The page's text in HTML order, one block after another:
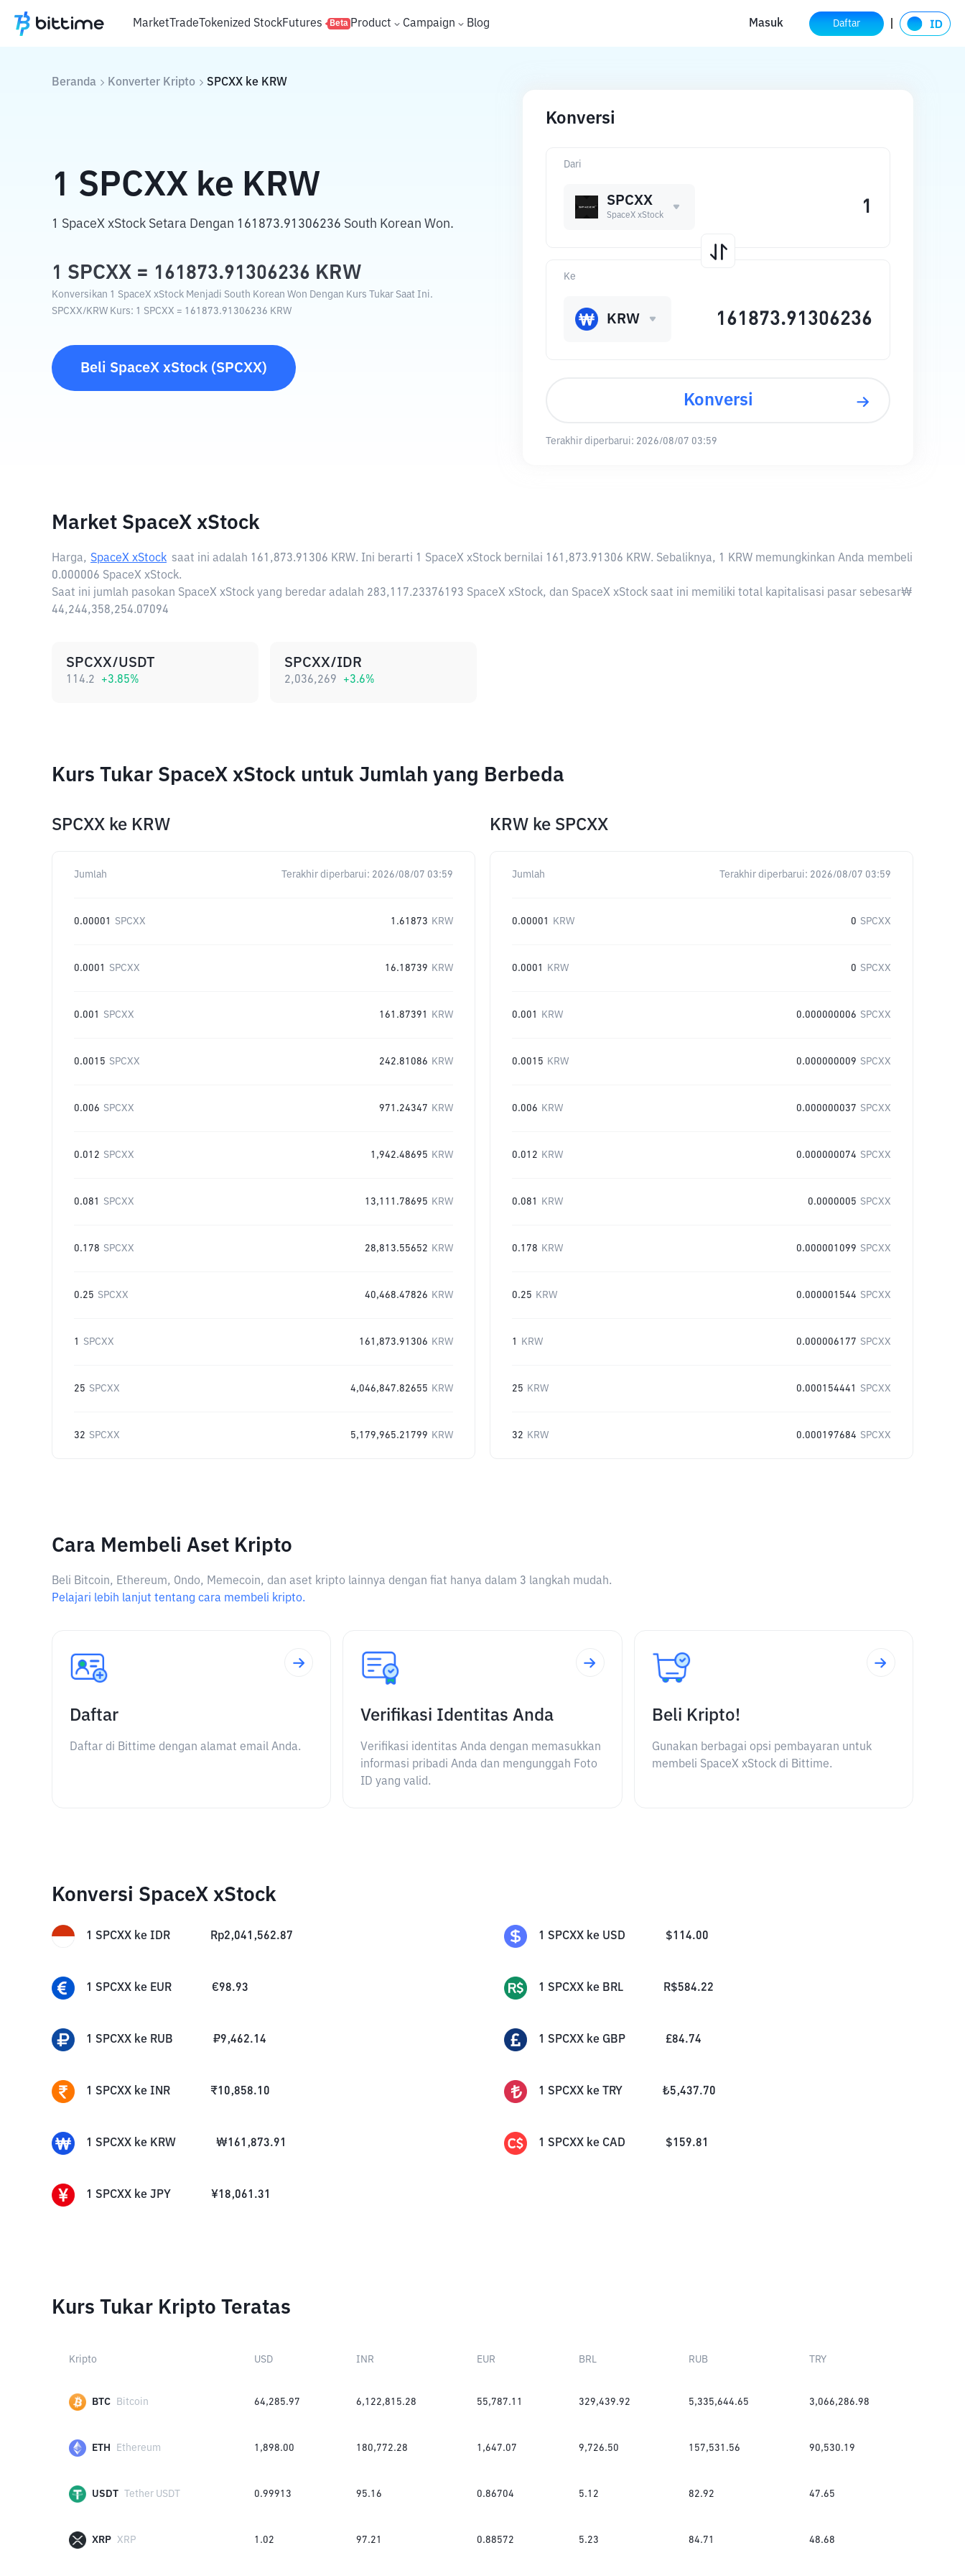
MarketTradeTokenized StockFutures Beta Product Campaign Blog Masuk Daftar
Beranda Konverter Kripto SPCXX ke KRW
1 SPCXX ke KRW
1 SpaceX xStock Setara Dengan 161873.91306236 South Korean Won.
1 SPCXX = 161873.91306236 KRW
Konversikan 1 SpaceX xStock Menjadi South Korean Won Dengan Kurs Tukar Saat Ini.
SPCXX/KRW Kurs: 1 SPCXX = 161873.91306236 KRW
Beli SpaceX xStock (SPCXX)
Konversi
Dari
SPCXX
SpaceX xStock
Ke
KRW
Konversi
Terakhir diperbarui: 2026/08/07 03:59
Market SpaceX xStock
Harga, SpaceX xStock saat ini adalah 161,873.91306 KRW. Ini berarti 1 SpaceX xStock bernilai 161,873.91306 KRW. Sebaliknya, 1 KRW memungkinkan Anda membeli
0.000006 SpaceX xStock.
Saat ini jumlah pasokan SpaceX xStock yang beredar adalah 283,117.23376193 SpaceX xStock, dan SpaceX xStock saat ini memiliki total kapitalisasi pasar sebesar₩
44,244,358,254.07094
SPCXX/USDT
114.2 +3.85%
SPCXX/IDR
2,036,269 +3.6%
Kurs Tukar SpaceX xStock untuk Jumlah yang Berbeda
SPCXX ke KRW
Jumlah Terakhir diperbarui: 2026/08/07 03:59
0.00001 SPCXX 1.61873 KRW
0.0001 SPCXX 16.18739 KRW
0.001 SPCXX 161.87391 KRW
0.0015 SPCXX 242.81086 KRW
0.006 SPCXX 971.24347 KRW
0.012 SPCXX 1,942.48695 KRW
0.081 SPCXX 13,111.78695 KRW
0.178 SPCXX 28,813.55652 KRW
0.25 SPCXX 40,468.47826 KRW
1 SPCXX 161,873.91306 KRW
25 SPCXX 4,046,847.82655 KRW
32 SPCXX 5,179,965.21799 KRW
KRW ke SPCXX
Jumlah Terakhir diperbarui: 2026/08/07 03:59
0.00001 KRW 0 SPCXX
0.0001 KRW 0 SPCXX
0.001 KRW 0.000000006 SPCXX
0.0015 KRW 0.000000009 SPCXX
0.006 KRW 0.000000037 SPCXX
0.012 KRW 0.000000074 SPCXX
0.081 KRW 0.0000005 SPCXX
0.178 KRW 0.000001099 SPCXX
0.25 KRW 0.000001544 SPCXX
1 KRW 0.000006177 SPCXX
25 KRW 0.000154441 SPCXX
32 KRW 0.000197684 SPCXX
Cara Membeli Aset Kripto
Beli Bitcoin, Ethereum, Ondo, Memecoin, dan aset kripto lainnya dengan fiat hanya dalam 3 langkah mudah.
Pelajari lebih lanjut tentang cara membeli kripto.
Daftar
Daftar di Bittime dengan alamat email Anda.
Verifikasi Identitas Anda
Verifikasi identitas Anda dengan memasukkan
informasi pribadi Anda dan mengunggah Foto
ID yang valid.
Beli Kripto!
Gunakan berbagai opsi pembayaran untuk
membeli SpaceX xStock di Bittime.
Konversi SpaceX xStock
1 SPCXX ke IDR Rp2,041,562.87 1 SPCXX ke USD $114.00
1 SPCXX ke EUR €98.93 1 SPCXX ke BRL R$584.22
1 SPCXX ke RUB ₽9,462.14 1 SPCXX ke GBP £84.74
1 SPCXX ke INR ₹10,858.10 1 SPCXX ke TRY ₺5,437.70
1 SPCXX ke KRW ₩161,873.91 1 SPCXX ke CAD $159.81
1 SPCXX ke JPY ¥18,061.31
Kurs Tukar Kripto Teratas
Kripto USD INR EUR BRL RUB TRY
BTC Bitcoin 64,285.97 6,122,815.28 55,787.11 329,439.92 5,335,644.65 3,066,286.98
ETH Ethereum 1,898.00 180,772.28 1,647.07 9,726.50 157,531.56 90,530.19
USDT Tether USDT 0.99913 95.16 0.86704 5.12 82.92 47.65
XRP XRP 1.02 97.21 0.88572 5.23 84.71 48.68